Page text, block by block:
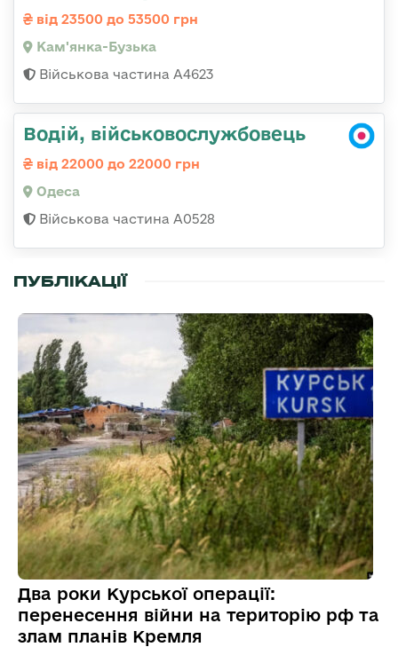
від 23500 до 53500 грн
Кам'янка-Бузька
Військова частина А4623
Водій, військовослужбовець
від 22000 до 22000 грн
Одеса
Військова частина А0528
ПУБЛІКАЦІЇ
Два роки Курської операції:
перенесення війни на територію рф та
злам планів Кремля